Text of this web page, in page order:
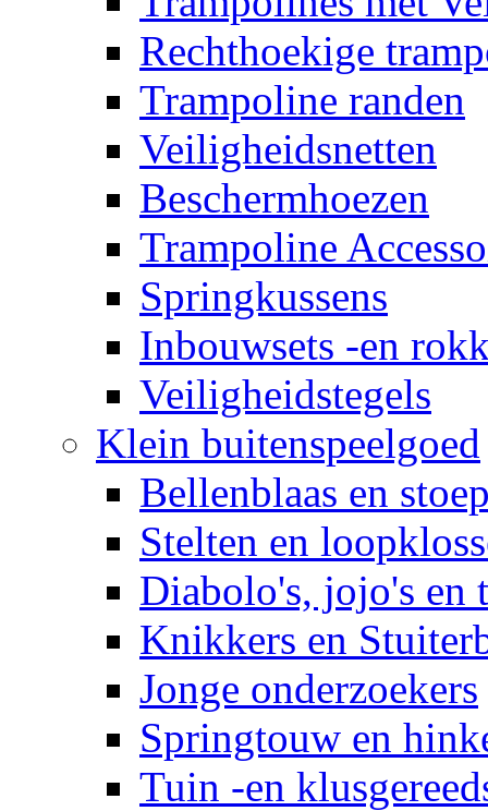
Rechthoekige
Trampoline randen
Veiligheidsnetten
Beschermhoezen
Trampoline
Springkussens
Inbouwsets -en
Veiligheidstegels
Klein buitenspeelgoed
Bellenblaas en
Stelten en
Diabolo's, jojo's en
Knikkers en
Jonge onderzoekers
Springtouw en
Tuin -en